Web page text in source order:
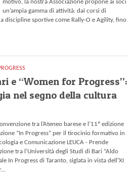
motivo, la nostra Associazione propone ai soci
un’ampia gamma di attività: dai corsi di
discipline sportive come Rally-O e Agility, fino
e “Women for Progress”:
nel segno della cultura
tra l’Ateneo barese e l’11ª edizione
“In Progress” per il tirocinio formativo in
e Comunicazione LEUCA - Prende
tra l’Università degli Studi di Bari “Aldo
In Progress di Taranto, siglata in vista dell’XI